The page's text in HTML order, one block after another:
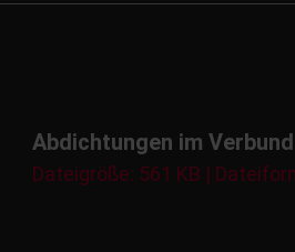
Abdichtungen im
Dateigröße: 561 KB |